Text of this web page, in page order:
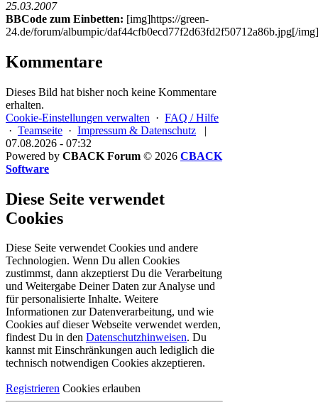
25.03.2007
BBCode zum Einbetten: [img]https://green-
24.de/forum/albumpic/daf44cfb0ecd77f2d63fd2f50712a86b.jpg[/img]
Kommentare
Dieses Bild hat bisher noch keine Kommentare
erhalten.
Cookie-Einstellungen verwalten · FAQ / Hilfe
· Teamseite · Impressum & Datenschutz |
07.08.2026 - 07:32
Powered by CBACK Forum © 2026 CBACK
Software
Diese Seite verwendet
Cookies
Diese Seite verwendet Cookies und andere
Technologien. Wenn Du allen Cookies
zustimmst, dann akzeptierst Du die Verarbeitung
und Weitergabe Deiner Daten zur Analyse und
für personalisierte Inhalte. Weitere
Informationen zur Datenverarbeitung, und wie
Cookies auf dieser Webseite verwendet werden,
findest Du in den Datenschutzhinweisen. Du
kannst mit Einschränkungen auch lediglich die
technisch notwendigen Cookies akzeptieren.
Registrieren Cookies erlauben